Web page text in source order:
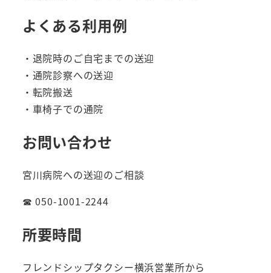
よくある利用例
・退院時のご自宅までの送迎
・通院診察への送迎
・転院搬送
・車椅子での通院
お問い合わせ
宮川病院への送迎のご相談
☎ 050-1001-2244
所要時間
フレンドシップタクシー横浜営業所から